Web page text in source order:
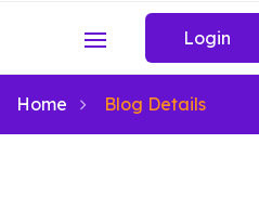
Login
Home Blog Details